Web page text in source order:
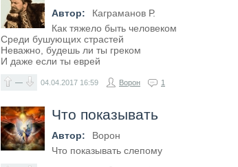
Автор:
Каграманов Р.
Как тяжело быть человеком
Среди бушующих страстей
Неважно, будешь ли ты греком
И даже если ты еврей
— 04.04.2017 16:59 Ворон 1
Что показывать
Автор:
Ворон
Что показывать слепому